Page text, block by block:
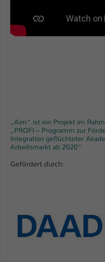
„Aim“ ist ein Projekt im
„PROFI – Programm zur
Integration geflüchteter
Arbeitsmarkt ab 2020“
Gefördert durch: